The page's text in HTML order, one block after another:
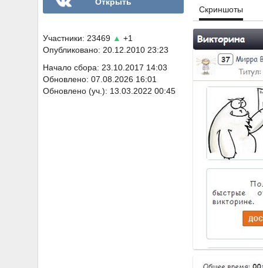
Участники: 23469 ▲ +1
Опубликовано: 20.12.2010 23:23
Начало сбора: 23.10.2017 14:03
Обновлено: 07.08.2026 16:01
Обновлено (уч.): 13.03.2022 00:45
Скриншоты